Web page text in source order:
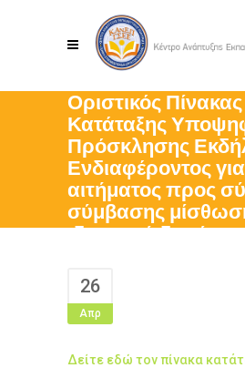
Οριστικός Πίνακας
Κατάταξης
Πρόσκλησης
Ενδιαφέροντος
αιτήματος προς
σύμβασης
ιδιωτικού δικαίου
26
Απρ
Δείτε εδώ τον πίνακα